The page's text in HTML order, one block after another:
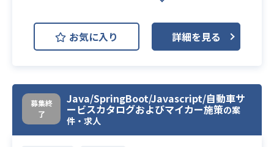
■ ソースコード管理：Git
■ コミュニケーション：Slack
■ 開発手法：Scrum
■ 構成管理：CloudFormation
r、MySQL
【開発体制】
バックエンドエンジニア：1名 ← 今
回の募集ポジションはこちら
業務内容
るSaaSサービスを運営・開発してお
り、
今回はそのSalesforceエンジニアの
【募集背景】
CSチームの立ち上げにより、Salesfo
rceをうまく活用したいと思っている
お気に入り 詳細を見る
募集終
了
Java/SpringBoot/Javascript/自動車サ
ービスカタログおよびマイカー施策の案
件・求人